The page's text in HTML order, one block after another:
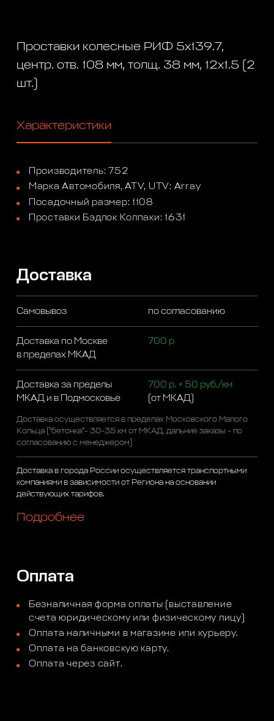
Проставки колесные РИФ 5x139.7,
центр. отв. 108 мм, толщ. 38 мм, 12x1.5 (2
шт.)
Характеристики
Производитель: 752
Марка Автомобиля, ATV, UTV: Array
Посадочный размер: 1108
Проставки Бэдлок Колпаки: 1631
Доставка
Самовывоз по согласованию
Доставка по Москве
в пределах МКАД
700 р
Доставка за пределы
МКАД и в Подмосковье
700 р. + 50 руб./км
(от МКАД)
Доставка осуществляется в пределах Московского Малого
Кольца ("бетонка"- 30-35 км от МКАД, дальние заказы - по
согласованию с менеджером)
Доставка в города России осуществляется транспортными
компаниями в зависимости от Региона на основании
действующих тарифов.
Подробнее
Оплата
Безналичная форма оплаты (выставление
счета юридическому или физическому лицу)
Оплата наличными в магазине или курьеру.
Оплата на банковскую карту.
Оплата через сайт.